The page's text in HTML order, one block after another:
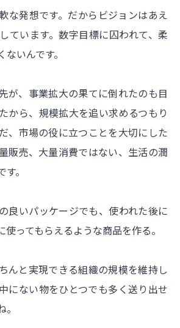
な発想です。だからビジョンはあえ
ています。数字目標に囚われて、柔
いんです。
が、事業拡大の果てに倒れたのも目
から、規模拡大を追い求めるつもり
、市場の役に立つことを大切にした
販売、大量消費ではない、生活の潤
。
良いパッケージでも、使われた後に
ってもらえるような商品を作る。
んと実現できる組織の規模を維持し
にない物をひとつでも多く送り出せ